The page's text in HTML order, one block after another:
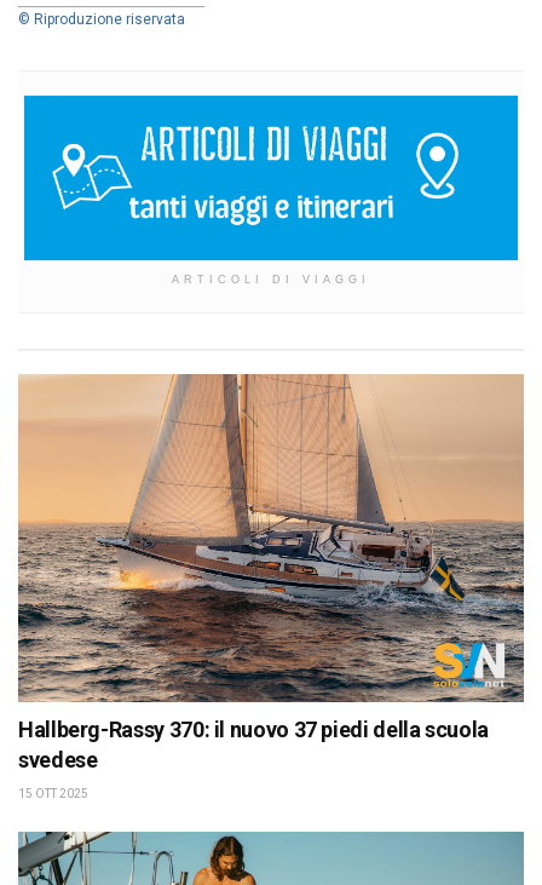
© Riproduzione riservata
ARTICOLI DI VIAGGI
Hallberg-Rassy 370: il nuovo 37 piedi della scuola
svedese
15 OTT 2025